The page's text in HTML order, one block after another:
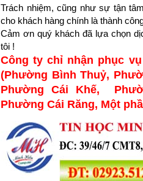
Trách nhiệm, cũng như sự tận
cho khách hàng chính là thành
Cảm ơn quý khách đã lựa chọn
tôi !
Công ty chỉ nhận phục
(Phường Bình Thuỷ,
Phường Cái Khế,
Phường Cái Răng, Một